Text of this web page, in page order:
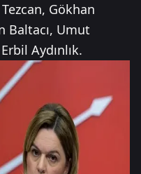
Gökhan
Baltacı, Umut
Aydınlık.